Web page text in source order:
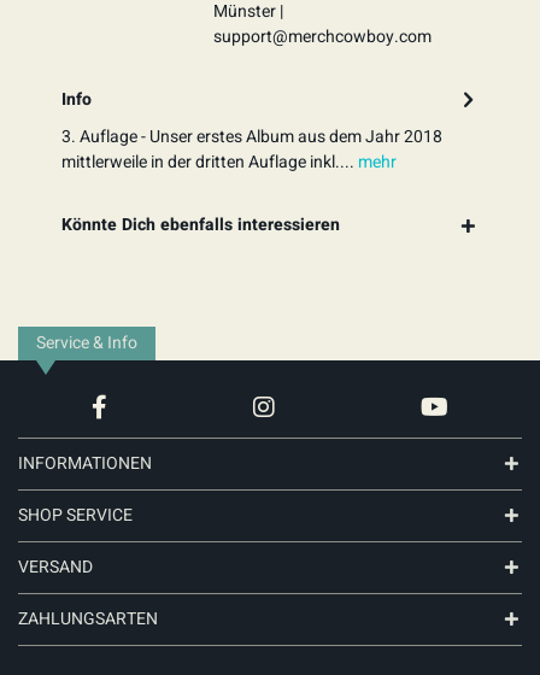
Münster |
support@merchcowboy.com
Info
3. Auflage - Unser erstes Album aus dem Jahr 2018
mittlerweile in der dritten Auflage inkl.... mehr
Könnte Dich ebenfalls interessieren
Service & Info
INFORMATIONEN
SHOP SERVICE
VERSAND
ZAHLUNGSARTEN